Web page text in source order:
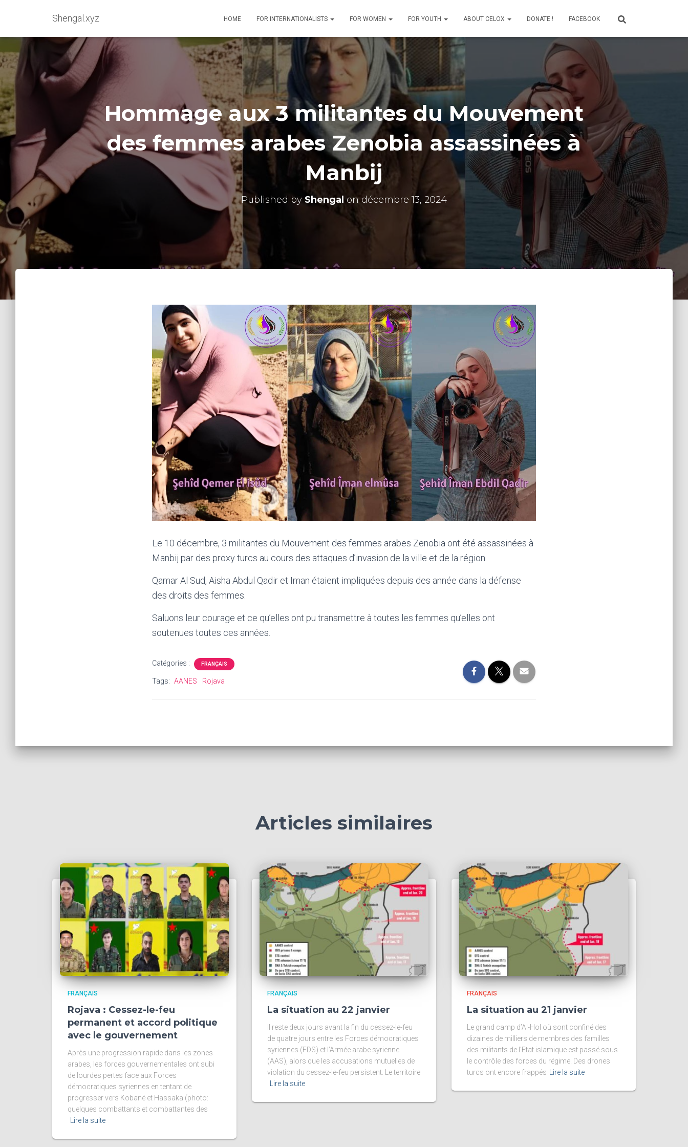
Shengal.xyz HOME FOR INTERNATIONALISTS FOR WOMEN FOR YOUTH ABOUT CELOX DONATE ! FACEBOOK
Hommage aux 3 militantes du Mouvement
des femmes arabes Zenobia assassinées à
Manbij
Published by Shengal on décembre 13, 2024
Le 10 décembre, 3 militantes du Mouvement des femmes arabes Zenobia ont été assassinées à
Manbij par des proxy turcs au cours des attaques d’invasion de la ville et de la région.
Qamar Al Sud, Aisha Abdul Qadir et Iman étaient impliquées depuis des année dans la défense
des droits des femmes.
Saluons leur courage et ce qu’elles ont pu transmettre à toutes les femmes qu’elles ont
soutenues toutes ces années.
Catégories : FRANÇAIS
Tags: AANES Rojava
Articles similaires
FRANÇAIS
Rojava : Cessez-le-feu
permanent et accord politique
avec le gouvernement
Après une progression rapide dans les zones
arabes, les forces gouvernementales ont subi
de lourdes pertes face aux Forces
démocratiques syriennes en tentant de
progresser vers Kobané et Hassaka (photo:
quelques combattants et combattantes des
Lire la suite
FRANÇAIS
La situation au 22 janvier
Il reste deux jours avant la fin du cessez-le-feu
de quatre jours entre les Forces démocratiques
syriennes (FDS) et l’Armée arabe syrienne
(AAS), alors que les accusations mutuelles de
violation du cessez-le-feu persistent. Le territoire
Lire la suite
FRANÇAIS
La situation au 21 janvier
Le grand camp d’Al-Hol où sont confiné des
dizaines de milliers de membres des familles
des militants de l’Etat islamique est passé sous
le contrôle des forces du régime. Des drones
turcs ont encore frappés
Lire la suite